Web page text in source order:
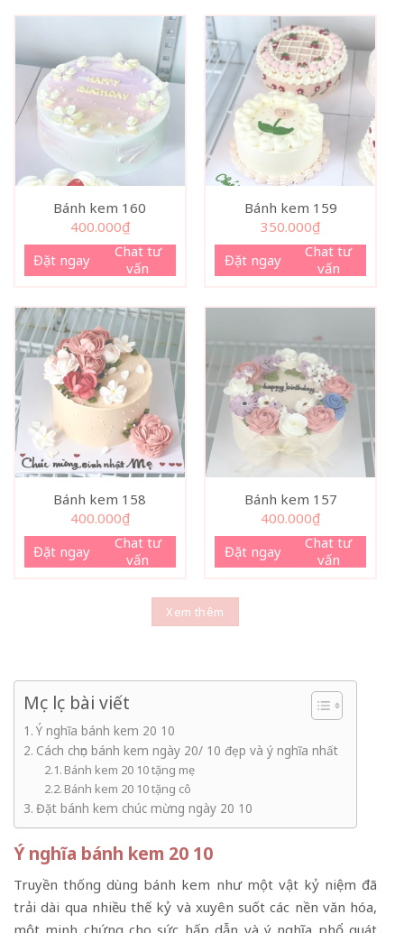
Bánh kem 160
400.000₫
Đặt ngay
Chat tư
vấn
Bánh kem 159
350.000₫
Đặt ngay
Chat tư
vấn
Bánh kem 158
400.000₫
Đặt ngay
Chat tư
vấn
Bánh kem 157
400.000₫
Đặt ngay
Chat tư
vấn
Xem thêm
Mục lục bài viết
Ý nghĩa bánh kem 20 10
Cách chọn bánh kem ngày 20/ 10 đẹp và ý nghĩa nhất
Bánh kem 20 10 tặng mẹ
Bánh kem 20 10 tặng cô
Đặt bánh kem chúc mừng ngày 20 10
Ý nghĩa bánh kem 20 10
Truyền thống dùng bánh kem như một vật kỷ niệm đã
trải dài qua nhiều thế kỷ và xuyên suốt các nền văn hóa,
một minh chứng cho sức hấp dẫn và ý nghĩa phổ quát